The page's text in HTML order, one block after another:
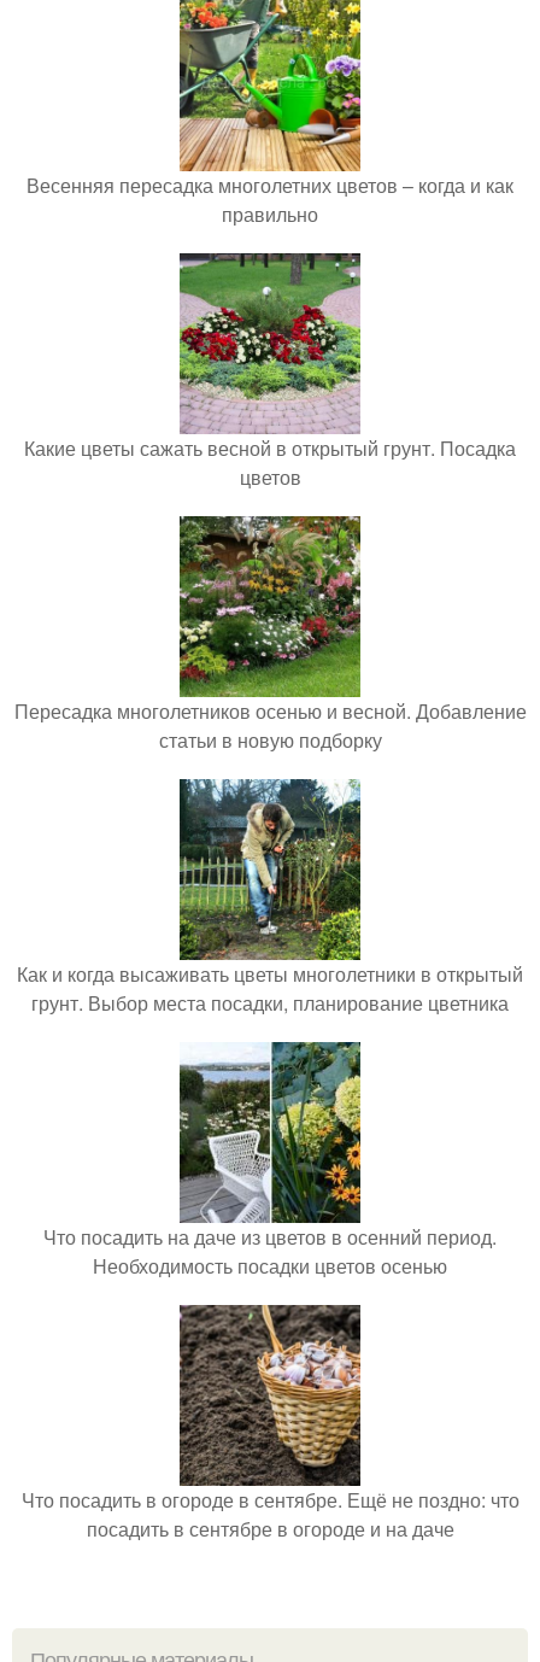
Весенняя пересадка многолетних цветов – когда и как
правильно
Какие цветы сажать весной в открытый грунт. Посадка
цветов
Пересадка многолетников осенью и весной. Добавление
статьи в новую подборку
Как и когда высаживать цветы многолетники в открытый
грунт. Выбор места посадки, планирование цветника
Что посадить на даче из цветов в осенний период.
Необходимость посадки цветов осенью
Что посадить в огороде в сентябре. Ещё не поздно: что
посадить в сентябре в огороде и на даче